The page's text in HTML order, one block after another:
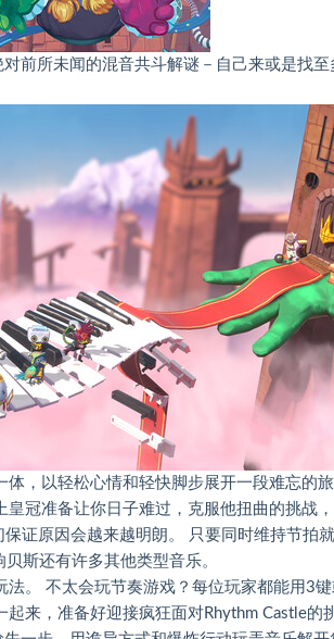
前所未闻的混音共斗解谜－自己来或是找
，以轻松心情和轻快脚步展开一段难忘的
冠准备让你日子难过，克服他扭曲的挑战
证原因会越来越明朗。 只要同时维持节拍
斯还有许多其他类型音乐。
。 不太会玩节奏游戏？每位玩家都能用3
来，准备好迎接疯狂面对Rhythm Castle